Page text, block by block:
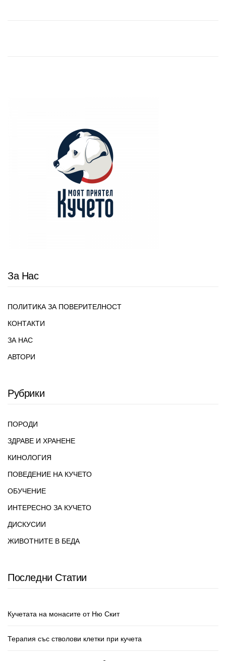
За Нас
ПОЛИТИКА ЗА ПОВЕРИТЕЛНОСТ
КОНТАКТИ
ЗА НАС
АВТОРИ
Рубрики
ПОРОДИ
ЗДРАВЕ И ХРАНЕНЕ
КИНОЛОГИЯ
ПОВЕДЕНИЕ НА КУЧЕТО
ОБУЧЕНИЕ
ИНТЕРЕСНО ЗА КУЧЕТО
ДИСКУСИИ
ЖИВОТНИТЕ В БЕДА
Последни Статии
Кучетата на монасите от Ню Скит
Терапия със стволови клетки при кучета